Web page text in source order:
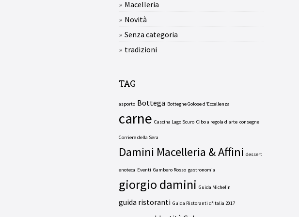
Macelleria
Novità
Senza categoria
tradizioni
TAG
asporto Bottega Botteghe Golose d'Eccellenza
carne Cascina Lago Scuro Cibo a regola d'arte consegne
Corriere della Sera
Damini Macelleria & Affini dessert
enoteca Eventi Gambero Rosso gastronomia
giorgio damini Guida Michelin
guida ristoranti Guida Ristoranti d'Italia 2017